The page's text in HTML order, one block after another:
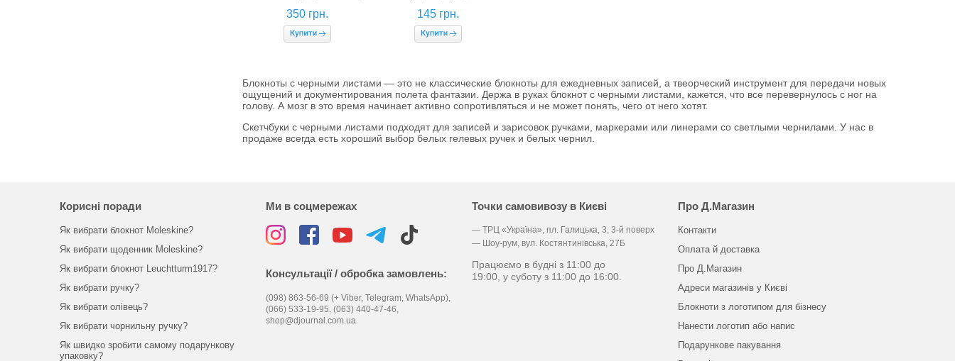
чорні аркуші)
350 грн. 145 грн.
Блокноты с черными листами — это не классические блокноты для ежедневных записей, а твеорческий инструмент для передачи новых
ощущений и документирования полета фантазии. Держа в руках блокнот с черными листами, кажется, что все перевернулось с ног на
голову. А мозг в это время начинает активно сопротивляться и не может понять, чего от него хотят.
Скетчбуки с черными листами подходят для записей и зарисовок ручками, маркерами или линерами со светлыми чернилами. У нас в
продаже всегда есть хороший выбор белых гелевых ручек и белых чернил.
Корисні поради
Як вибрати блокнот Moleskine?
Як вибрати щоденник Moleskine?
Як вибрати блокнот Leuchtturm1917?
Як вибрати ручку?
Як вибрати олівець?
Як вибрати чорнильну ручку?
Як швидко зробити самому подарункову
упаковку?
Ми в соцмережах
Консультації / обробка замовлень:
(098) 863-56-69 (+ Viber, Telegram, WhatsApp),
(066) 533-19-95, (063) 440-47-46,
shop@djournal.com.ua
Точки самовивозу в Києві
— ТРЦ «Україна», пл. Галицька, 3, 3-й поверх
— Шоу-рум, вул. Костянтинівська, 27Б
Працюємо в будні з 11:00 до
19:00, у суботу з 11:00 до 16:00.
Про Д.Магазин
Контакти
Оплата й доставка
Про Д.Магазин
Адреси магазинів у Києві
Блокноти з логотипом для бізнесу
Нанести логотип або напис
Подарункове пакування